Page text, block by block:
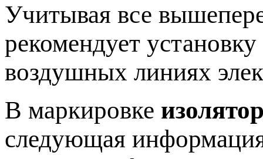
Учитывая все
рекомендует
воздушных линиях
В маркировке
следующая